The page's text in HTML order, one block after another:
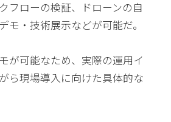
フローの検証、ドローンの自
モ・技術展示などが可能だ。
が可能なため、実際の運用イ
ら現場導入に向けた具体的な